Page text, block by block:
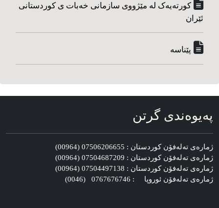
کورته‌یه‌ک له مێژووی سازمانی خه‌بات ی کوردستانی
ئێران
پێناسه‌
په‌یوه‌ندی گرتن
ژماره‌ی ته‌له‌فۆن کوردستان : 07506206655 (00964)
ژماره‌ی ته‌له‌فۆن کوردستان : 07504687209 (00964)
ژماره‌ی ته‌له‌فۆن کوردستان : 07504497138 (00964)
ژماره‌ی ته‌له‌فۆن ئوروپا : 0767676746 (0046)